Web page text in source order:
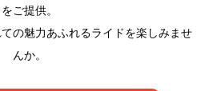
をご提供。
の魅力あふれるライドを楽しみませ
んか。